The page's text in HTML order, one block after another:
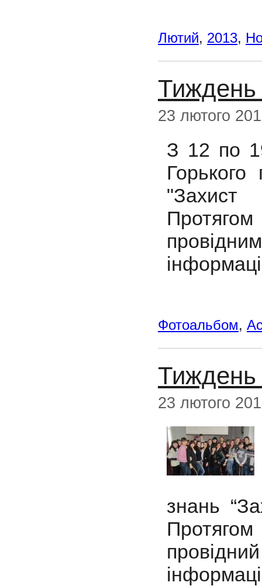
Лютий, 2013,
Тиждень
23 лютого
З 12 по
"Захист
Фотоальбом,
Тиждень
23 лютого
знань
Протягом